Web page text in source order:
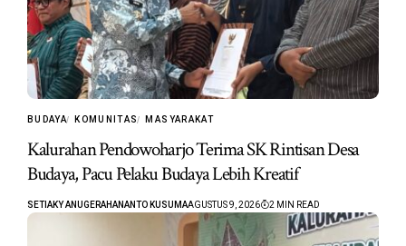
BUDAYA KOMUNITAS MASYARAKAT
Kalurahan Pendowoharjo Terima SK Rintisan Desa
Budaya, Pacu Pelaku Budaya Lebih Kreatif
SETIAKY ANUGERAHANANTO KUSUMAAGUSTUS 9, 2026 2 MIN READ